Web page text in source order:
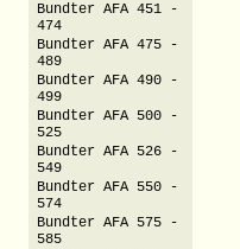
Bundter AFA 451 -
474
Bundter AFA 475 -
489
Bundter AFA 490 -
499
Bundter AFA 500 -
525
Bundter AFA 526 -
549
Bundter AFA 550 -
574
Bundter AFA 575 -
585